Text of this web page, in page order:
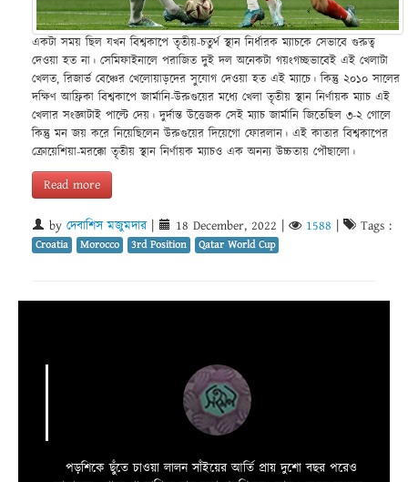
একটা সময় ছিল যখন বিশ্বকাপে তৃতীয়-চতুর্থ স্থান নির্ধারক ম্যাচকে সেভাবে গুরুত্ব
দেওয়া হত না। সেমিফাইনালে পরাজিত দুই দল অনেকটা গয়ংগচ্ছভাবেই এই খেলাটা
খেলত, রিজার্ভ বেঞ্চের খেলোয়াড়দের সুযোগ দেওয়া হত এই ম্যাচে। কিন্তু ২০১০ সালের
দক্ষিণ আফ্রিকা বিশ্বকাপে জার্মানি-উরুগুয়ের মধ্যে খেলা তৃতীয় স্থান নির্ণায়ক ম্যাচ এই
খেলার সংজ্ঞাটাই পাল্টে দেয়। দুর্দান্ত উত্তেজক সেই ম্যাচ জার্মানি জিতেছিল ৩-২ গোলে
কিন্তু মন জয় করে নিয়েছিলেন উরুগুয়ের দিয়েগো ফোরলান। এই কাতার বিশ্বকাপের
ক্রোয়েশিয়া-মরক্কো তৃতীয় স্থান নির্ণায়ক ম্যাচও এক অনন্য উচ্চতায় পৌছালো।
Read more
by দেবাশিস মজুমদার| 18 December, 2022 1588 Tags :
Croatia Morocco 3rd Position Qatar World Cup
পড়শিকে ছুঁতে চাওয়া লালন সাঁইয়ের আর্তি প্রায় দুশো বছর পরেও